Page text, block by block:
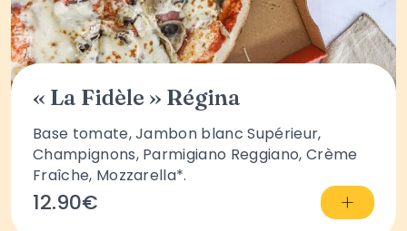
« La Fidèle » Régina
Base tomate, Jambon blanc Supérieur,
Champignons, Parmigiano Reggiano, Crème
Fraîche, Mozzarella*.
12.90€ +